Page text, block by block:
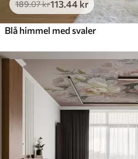
189.07kr113.44 kr
Blå himmel med svaler